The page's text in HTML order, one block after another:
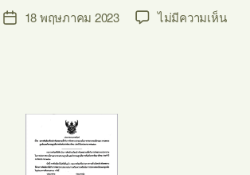
18 พฤษภาคม 2023 ไม่มีความเห็น